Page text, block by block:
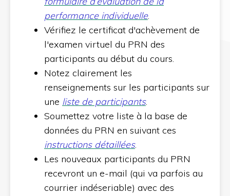
performance individuelle.
Vérifiez le certificat d'achèvement de
l'examen virtuel du PRN des
participants au début du cours.
Notez clairement les
renseignements sur les participants sur
une liste de participants.
Soumettez votre liste à la base de
données du PRN en suivant ces
instructions détaillées.
Les nouveaux participants du PRN
recevront un e-mail (qui va parfois au
courrier indéseriable) avec des